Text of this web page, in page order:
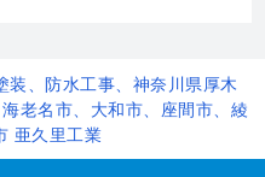
、防水工事、神奈川県厚木
老名市、大和市、座間市、綾
亜久里工業